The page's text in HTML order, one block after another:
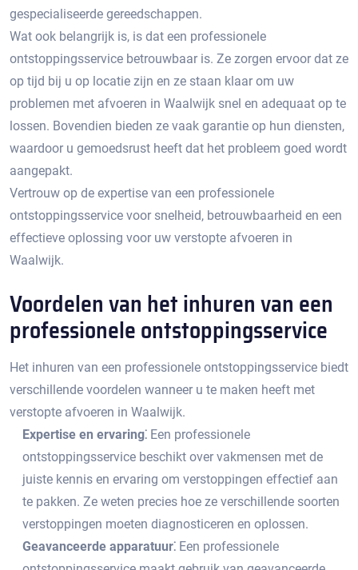
gespecialiseerde gereedschappen.
Wat ook belangrijk is, is dat een professionele
ontstoppingsservice betrouwbaar is.​ Ze zorgen ervoor dat ze
op tijd bij u op locatie zijn en ze staan klaar om uw
problemen met afvoeren in Waalwijk snel en adequaat op te
lossen.​ Bovendien bieden ze vaak garantie op hun diensten,
waardoor u gemoedsrust heeft dat het probleem goed wordt
aangepakt.
Vertrouw op de expertise van een professionele
ontstoppingsservice voor snelheid, betrouwbaarheid en een
effectieve oplossing voor uw verstopte afvoeren in
Waalwijk.​
Voordelen van het inhuren van een
professionele ontstoppingsservice
Het inhuren van een professionele ontstoppingsservice biedt
verschillende voordelen wanneer u te maken heeft met
verstopte afvoeren in Waalwijk.
Expertise en ervaring⁚ Een professionele
ontstoppingsservice beschikt over vakmensen met de
juiste kennis en ervaring om verstoppingen effectief aan
te pakken.​ Ze weten precies hoe ze verschillende soorten
verstoppingen moeten diagnosticeren en oplossen.​
Geavanceerde apparatuur⁚ Een professionele